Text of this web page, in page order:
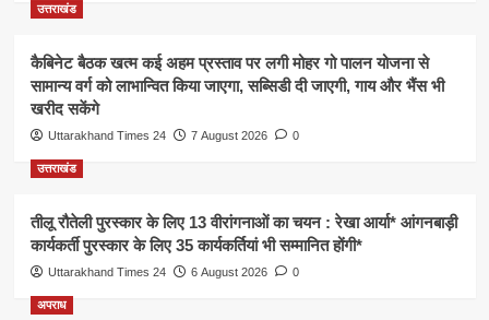
उत्तराखंड
कैबिनेट बैठक खत्म कई अहम प्रस्ताव पर लगी मोहर गो पालन योजना से
सामान्य वर्ग को लाभान्वित किया जाएगा, सब्सिडी दी जाएगी, गाय और भैंस भी
खरीद सकेंगे
Uttarakhand Times 24 7 August 2026 0
उत्तराखंड
तीलू रौतेली पुरस्कार के लिए 13 वीरांगनाओं का चयन : रेखा आर्या* आंगनबाड़ी
कार्यकर्ती पुरस्कार के लिए 35 कार्यकर्तियां भी सम्मानित होंगी*
Uttarakhand Times 24 6 August 2026 0
अपराध